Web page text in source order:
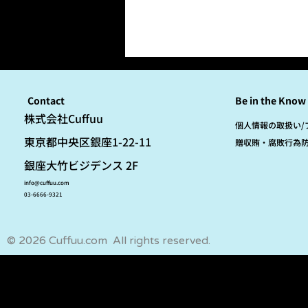
Contact
​株式会社Cuffuu
東京都中央区銀座1-22-11
銀座大竹ビジデンス 2F
info@cuffuu.com
03-6666-9321
Be in the Know
個人情報の取扱い/
贈収賄・腐敗行為
© 2026 Cuffuu.com All rights reserved.